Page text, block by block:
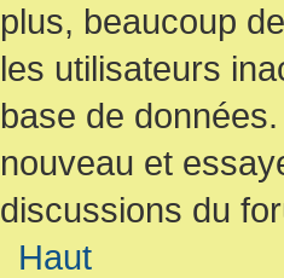
plus, beaucoup
les utilisateurs
base de
nouveau et
discussions du
Haut